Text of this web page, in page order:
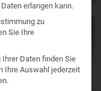
erlangen kann.
zu
Sie Ihre
Daten finden Sie
Ihre Auswahl jederzeit